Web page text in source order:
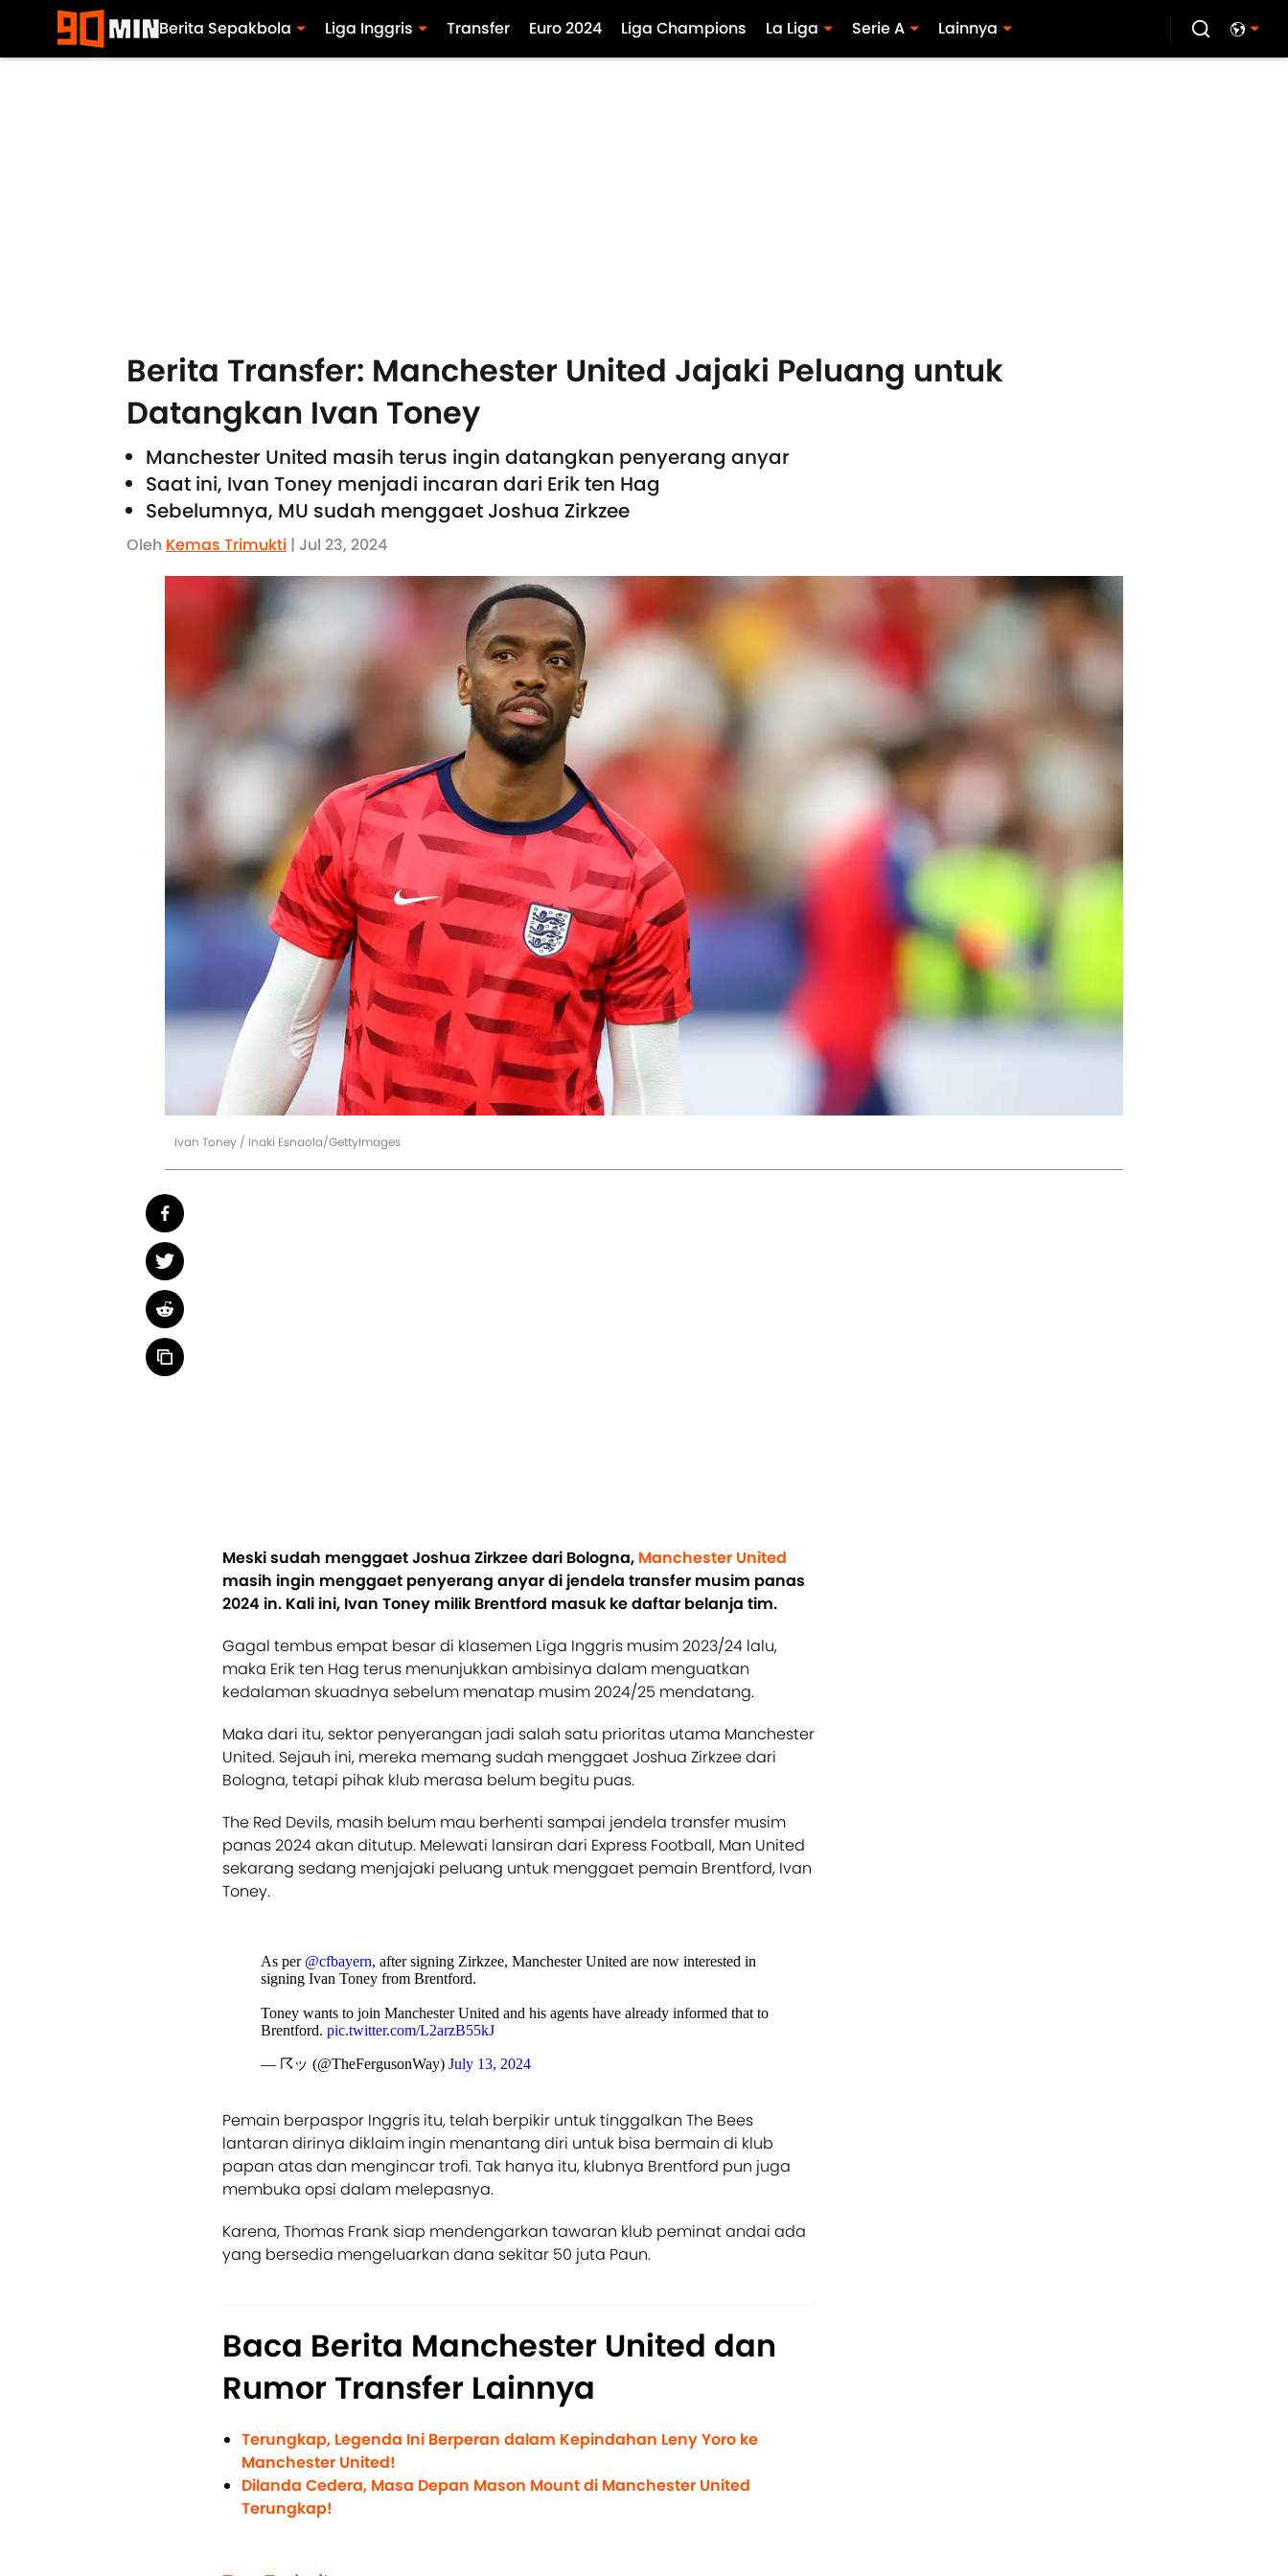
Berita Sepakbola Liga Inggris Transfer Euro 2024 Liga Champions La Liga Serie A Lainnya
Berita Transfer: Manchester United Jajaki Peluang untuk
Datangkan Ivan Toney
Manchester United masih terus ingin datangkan penyerang anyar
Saat ini, Ivan Toney menjadi incaran dari Erik ten Hag
Sebelumnya, MU sudah menggaet Joshua Zirkzee
Oleh Kemas Trimukti | Jul 23, 2024
Ivan Toney / Inaki Esnaola/GettyImages
Meski sudah menggaet Joshua Zirkzee dari Bologna, Manchester United
masih ingin menggaet penyerang anyar di jendela transfer musim panas
2024 in. Kali ini, Ivan Toney milik Brentford masuk ke daftar belanja tim.
Gagal tembus empat besar di klasemen Liga Inggris musim 2023/24 lalu,
maka Erik ten Hag terus menunjukkan ambisinya dalam menguatkan
kedalaman skuadnya sebelum menatap musim 2024/25 mendatang.
Maka dari itu, sektor penyerangan jadi salah satu prioritas utama Manchester
United. Sejauh ini, mereka memang sudah menggaet Joshua Zirkzee dari
Bologna, tetapi pihak klub merasa belum begitu puas.
The Red Devils, masih belum mau berhenti sampai jendela transfer musim
panas 2024 akan ditutup. Melewati lansiran dari Express Football, Man United
sekarang sedang menjajaki peluang untuk menggaet pemain Brentford, Ivan
Toney.
As per @cfbayern, after signing Zirkzee, Manchester United are now interested in
signing Ivan Toney from Brentford.
Toney wants to join Manchester United and his agents have already informed that to
Brentford. pic.twitter.com/L2arzB55kJ
— ☈ッ (@TheFergusonWay) July 13, 2024
Pemain berpaspor Inggris itu, telah berpikir untuk tinggalkan The Bees
lantaran dirinya diklaim ingin menantang diri untuk bisa bermain di klub
papan atas dan mengincar trofi. Tak hanya itu, klubnya Brentford pun juga
membuka opsi dalam melepasnya.
Karena, Thomas Frank siap mendengarkan tawaran klub peminat andai ada
yang bersedia mengeluarkan dana sekitar 50 juta Paun.
Baca Berita Manchester United dan
Rumor Transfer Lainnya
Terungkap, Legenda Ini Berperan dalam Kepindahan Leny Yoro ke
Manchester United!
Dilanda Cedera, Masa Depan Mason Mount di Manchester United
Terungkap!